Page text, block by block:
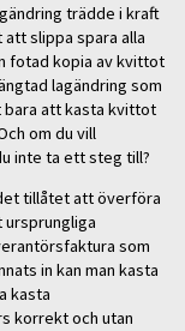
trädde i kraft
slippa spara alla
fotad kopia av kvittot
lagändring som
bara att kasta kvittot
om du vill
inte ta ett steg till?
tillåtet att överföra
som
in kan man kasta
kasta
korrekt och utan